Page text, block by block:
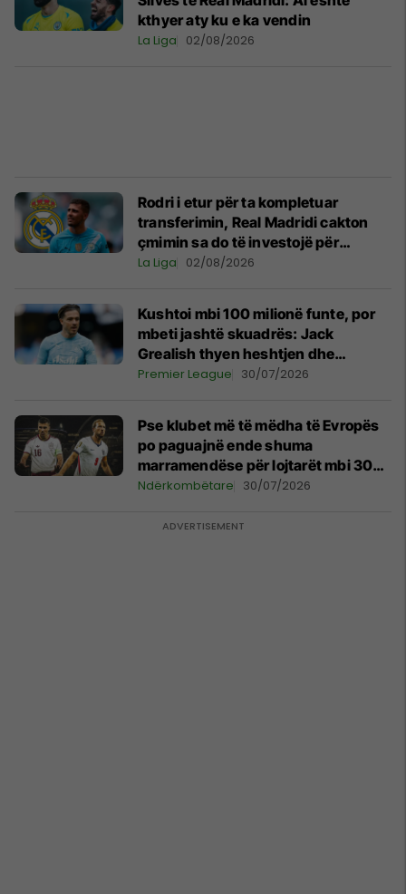
kthyer aty ku e ka vendin
La Liga 02/08/2026
Rodri i etur për ta kompletuar
transferimin, Real Madridi cakton
çmimin sa do të investojë për
spanjollin
La Liga 02/08/2026
Kushtoi mbi 100 milionë funte, por
mbeti jashtë skuadrës: Jack
Grealish thyen heshtjen dhe
shpjegon prapaskenat
Premier League 30/07/2026
Pse klubet më të mëdha të Evropës
po paguajnë ende shuma
marramendëse për lojtarët mbi 30
vjeç?
Ndërkombëtare 30/07/2026